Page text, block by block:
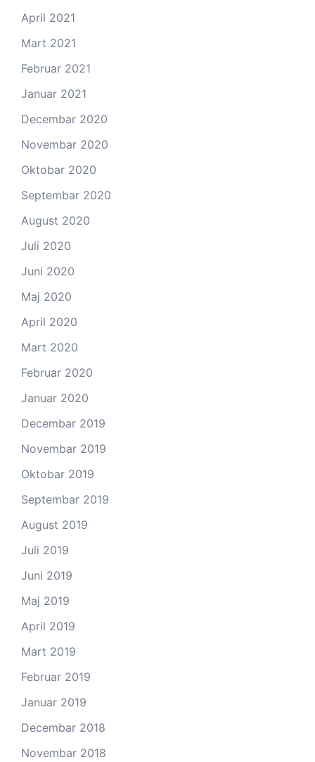
April 2021
Mart 2021
Februar 2021
Januar 2021
Decembar 2020
Novembar 2020
Oktobar 2020
Septembar 2020
August 2020
Juli 2020
Juni 2020
Maj 2020
April 2020
Mart 2020
Februar 2020
Januar 2020
Decembar 2019
Novembar 2019
Oktobar 2019
Septembar 2019
August 2019
Juli 2019
Juni 2019
Maj 2019
April 2019
Mart 2019
Februar 2019
Januar 2019
Decembar 2018
Novembar 2018